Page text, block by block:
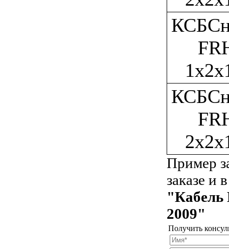
Пример
заказе и
"Кабель
2009"
Получить